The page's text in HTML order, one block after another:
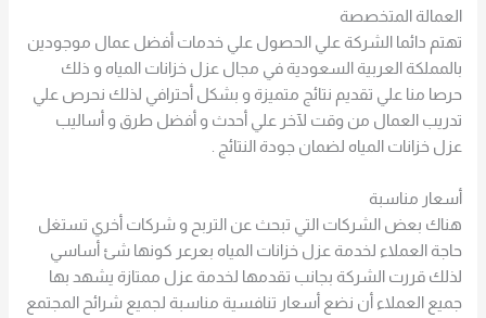
العمالة المتخصصة
تهتم دائما الشركة علي الحصول علي خدمات أفضل عمال موجودين
بالمملكة العربية السعودية في مجال عزل خزانات المياه و ذلك
حرصا منا علي تقديم نتائج متميزة و بشكل أحترافي لذلك نحرص علي
تدريب العمال من وقت لآخر علي أحدث و أفضل طرق و أساليب
عزل خزانات المياه لضمان جودة النتائج .
أسعار مناسبة
هناك بعض الشركات التي تبحث عن التربح و شركات أخري تستغل
حاجة العملاء لخدمة عزل خزانات المياه بعرعر كونها شئ أساسي
لذلك قررت الشركة بجانب تقدمها لخدمة عزل ممتازة يشهد بها
جميع العملاء أن نضع أسعار تنافسية مناسبة لجميع شرائح المجتمع